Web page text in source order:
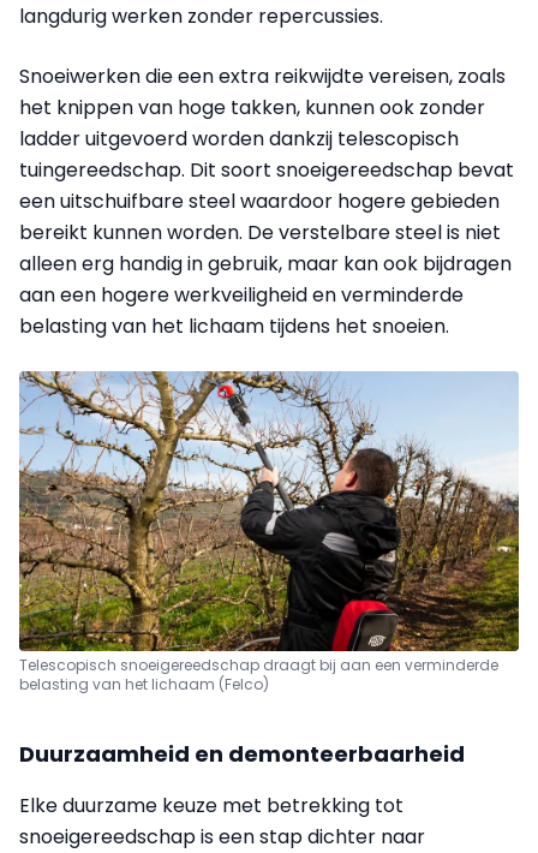
langdurig werken zonder repercussies.
Snoeiwerken die een extra reikwijdte vereisen, zoals
het knippen van hoge takken, kunnen ook zonder
ladder uitgevoerd worden dankzij telescopisch
tuingereedschap. Dit soort snoeigereedschap bevat
een uitschuifbare steel waardoor hogere gebieden
bereikt kunnen worden. De verstelbare steel is niet
alleen erg handig in gebruik, maar kan ook bijdragen
aan een hogere werkveiligheid en verminderde
belasting van het lichaam tijdens het snoeien.
Telescopisch snoeigereedschap draagt bij aan een verminderde
belasting van het lichaam (Felco)
Duurzaamheid en demonteerbaarheid
Elke duurzame keuze met betrekking tot
snoeigereedschap is een stap dichter naar